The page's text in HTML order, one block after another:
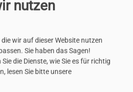
Impfschutz oder eine
(für nach dem
Personen)
Vorteil sind
im o. g.
nutzen
die wir auf dieser Website nutzen
Sie haben das Sagen!
die Dienste, wie Sie es für richtig
lesen Sie bitte unsere